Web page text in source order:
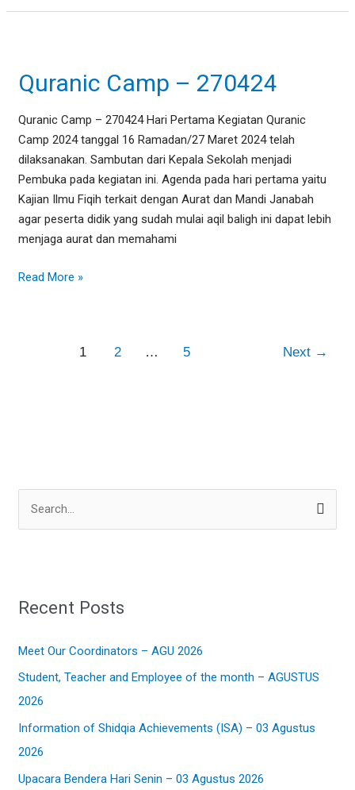
c
f
o
r
:
Recent Posts
Meet Our Coordinators – AGU 2026
Student, Teacher and Employee of the month – AGUSTUS
2026
Information of Shidqia Achievements (ISA) – 03 Agustus
2026
Upacara Bendera Hari Senin – 03 Agustus 2026
Quranic Camp – 270424
Quranic Camp – 270424 Hari Pertama Kegiatan Quranic
Camp 2024 tanggal 16 Ramadan/27 Maret 2024 telah
dilaksanakan. Sambutan dari Kepala Sekolah menjadi
Pembuka pada kegiatan ini. Agenda pada hari pertama yaitu
Kajian Ilmu Fiqih terkait dengan Aurat dan Mandi Janabah
agar peserta didik yang sudah mulai aqil baligh ini dapat lebih
menjaga aurat dan memahami
–
270424
Read More »
1 2 … 5 Next →